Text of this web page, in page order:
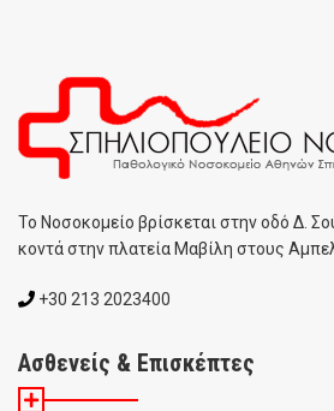
To Noσοκομείο βρίσκεται στην οδό Δ.
κοντά στην πλατεία Μαβίλη στους
+30 213 2023400
Ασθενείς & Επισκέπτες